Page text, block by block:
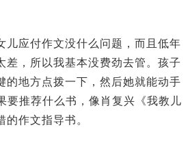
儿应付作文没什么问题，而且低年
，所以我基本没费劲去管。孩子
的地方点拨一下，然后她就能动手
要推荐什么书，像肖复兴《我教儿
作文指导书。